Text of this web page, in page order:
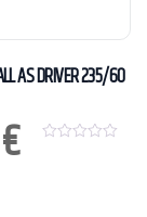
AS DRIVER 235/60
€